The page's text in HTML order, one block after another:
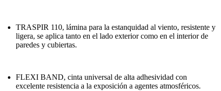
TRASPIR 110, lámina para la estanquidad al viento, resistente y
ligera, se aplica tanto en el lado exterior como en el interior de
paredes y cubiertas.
FLEXI BAND, cinta universal de alta adhesividad con
excelente resistencia a la exposición a agentes atmosféricos.